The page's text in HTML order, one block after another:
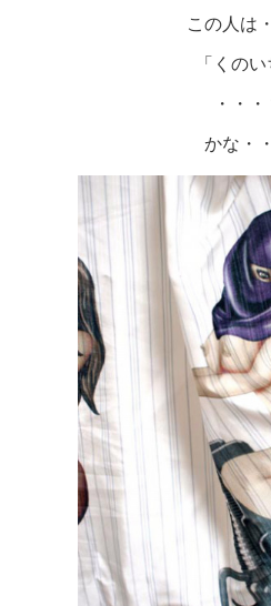
この人は
「くのい
・・・
かな・